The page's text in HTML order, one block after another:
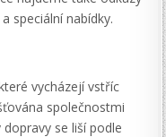
speciální nabídky.
vycházejí vstříc
společnostmi
se liší podle